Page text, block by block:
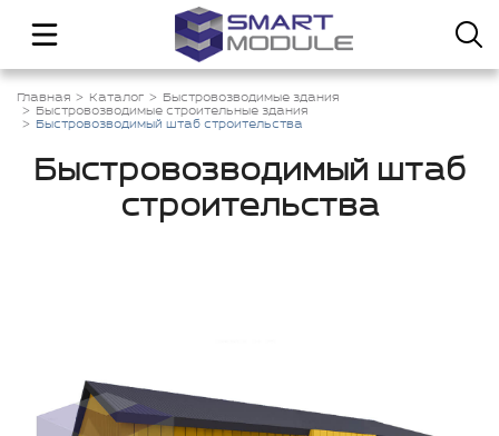
Главная Каталог
Быстровозводимые здания
Быстровозводимые строительные здания
Быстровозводимый штаб строительства
Быстровозводимый штаб
строительства